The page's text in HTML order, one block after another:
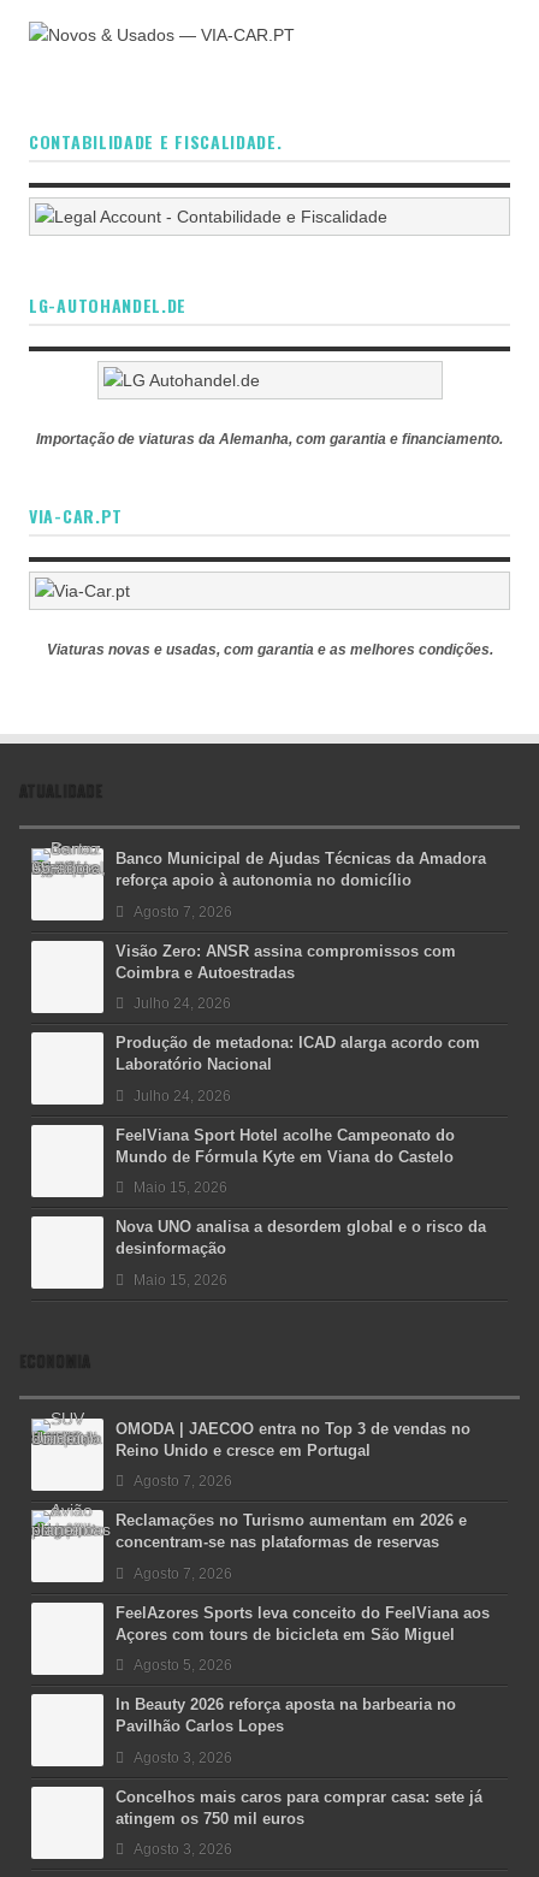
CONTABILIDADE E FISCALIDADE.
LG-AUTOHANDEL.DE
Importação de viaturas da Alemanha, com garantia e financiamento.
VIA-CAR.PT
Viaturas novas e usadas, com garantia e as melhores condições.
ATUALIDADE
Banco Municipal de Ajudas Técnicas da Amadora
reforça apoio à autonomia no domicílio
Agosto 7, 2026
Visão Zero: ANSR assina compromissos com
Coimbra e Autoestradas
Julho 24, 2026
Produção de metadona: ICAD alarga acordo com
Laboratório Nacional
Julho 24, 2026
FeelViana Sport Hotel acolhe Campeonato do
Mundo de Fórmula Kyte em Viana do Castelo
Maio 15, 2026
Nova UNO analisa a desordem global e o risco da
desinformação
Maio 15, 2026
ECONOMIA
OMODA | JAECOO entra no Top 3 de vendas no
Reino Unido e cresce em Portugal
Agosto 7, 2026
Reclamações no Turismo aumentam em 2026 e
concentram-se nas plataformas de reservas
Agosto 7, 2026
FeelAzores Sports leva conceito do FeelViana aos
Açores com tours de bicicleta em São Miguel
Agosto 5, 2026
In Beauty 2026 reforça aposta na barbearia no
Pavilhão Carlos Lopes
Agosto 3, 2026
Concelhos mais caros para comprar casa: sete já
atingem os 750 mil euros
Agosto 3, 2026